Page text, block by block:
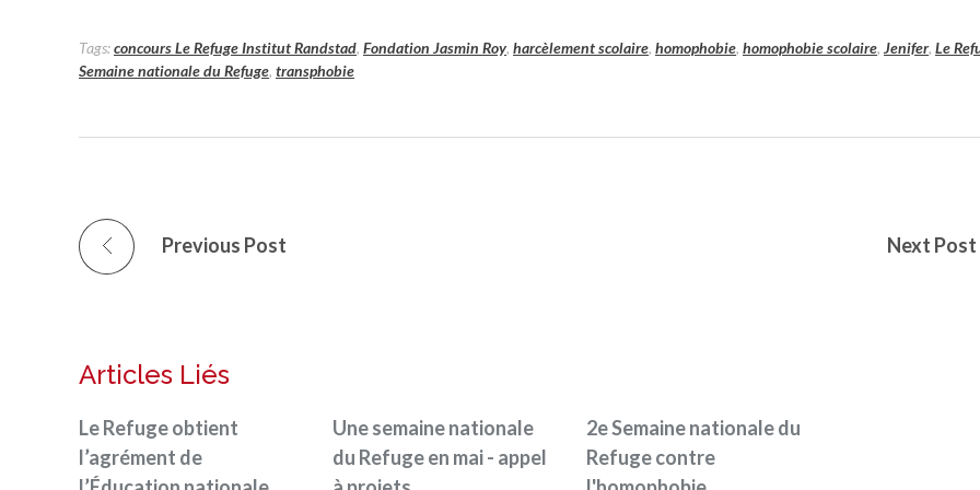
Tags:concours Le Refuge Institut Randstad, Fondation Jasmin Roy, harcèlement scolaire, homophobie, homophobie scolaire, Jenifer, Le
Semaine nationale du Refuge, transphobie
Previous Post Next Post
Articles Liés
Le Refuge obtient
l’agrément de
Une semaine nationale
du Refuge en mai - appel
2e Semaine nationale du
Refuge contre